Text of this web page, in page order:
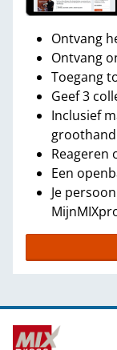
Ontvang
Ontvang
Toegang
Geef 3
Inclusief
Reageren
Een
Je